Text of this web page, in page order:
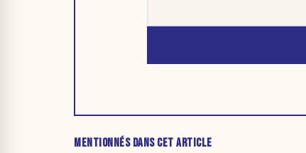
MENTIONNÉS DANS CET ARTICLE